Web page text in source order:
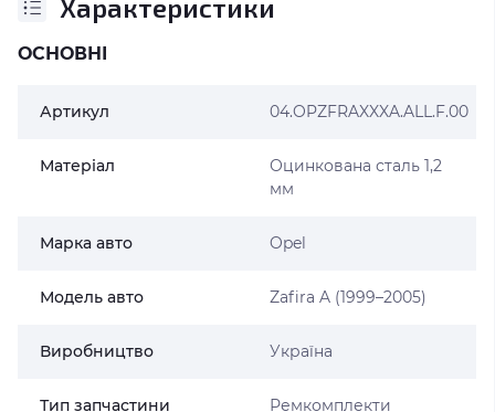
Характеристики
ОСНОВНІ
Артикул 04.OPZFRAXXXA.ALL.F.00
Матеріал
Оцинкована сталь 1,2
мм
Марка авто Opel
Модель авто Zafira A (1999–2005)
Виробництво Україна
Тип запчастини
Ремкомплекти